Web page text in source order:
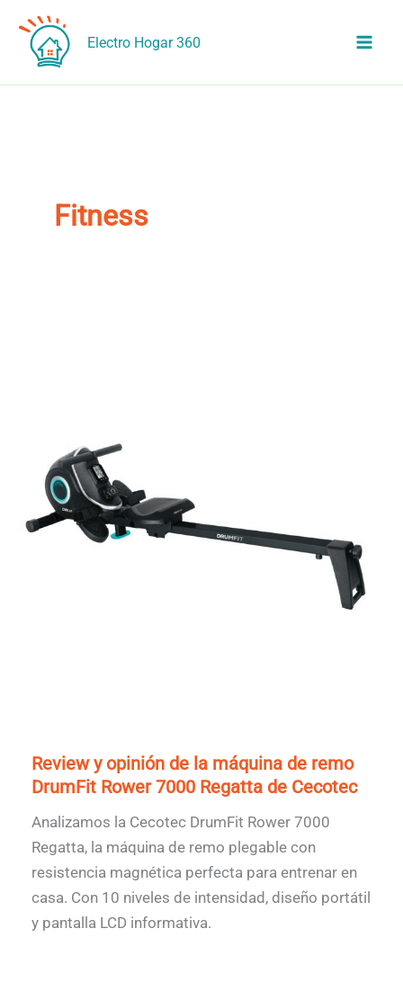
contenido
Electro Hogar 360
Fitness
Review y opinión de la máquina de remo
DrumFit Rower 7000 Regatta de Cecotec
Analizamos la Cecotec DrumFit Rower 7000
Regatta, la máquina de remo plegable con
resistencia magnética perfecta para entrenar en
casa. Con 10 niveles de intensidad, diseño portátil
y pantalla LCD informativa.